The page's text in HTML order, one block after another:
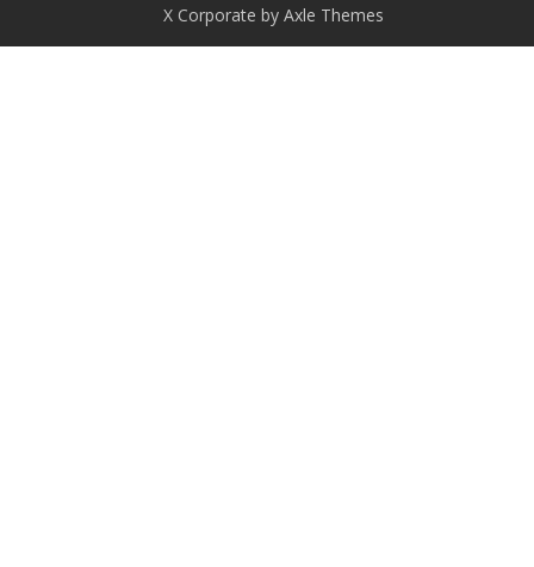
X Corporate by Axle Themes